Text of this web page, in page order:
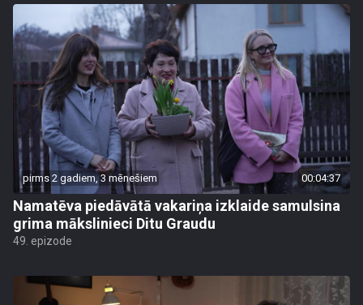
pirms 2 gadiem, 3 mēnešiem 00:04:37
Namatēva piedāvātā vakariņa izklaide samulsina
grima mākslinieci Ditu Graudu
49. epizode